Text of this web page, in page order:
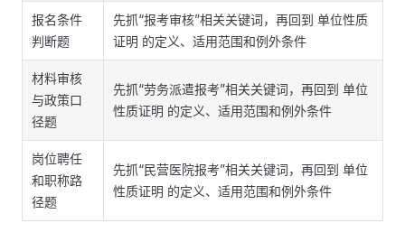
报名条件
判断题
先抓“报考审核”相关关键词，再回到 单位性质
证明 的定义、适用范围和例外条件
材料审核
与政策口
径题
先抓“劳务派遣报考”相关关键词，再回到 单位
性质证明 的定义、适用范围和例外条件
岗位聘任
和职称路
径题
先抓“民营医院报考”相关关键词，再回到 单位
性质证明 的定义、适用范围和例外条件